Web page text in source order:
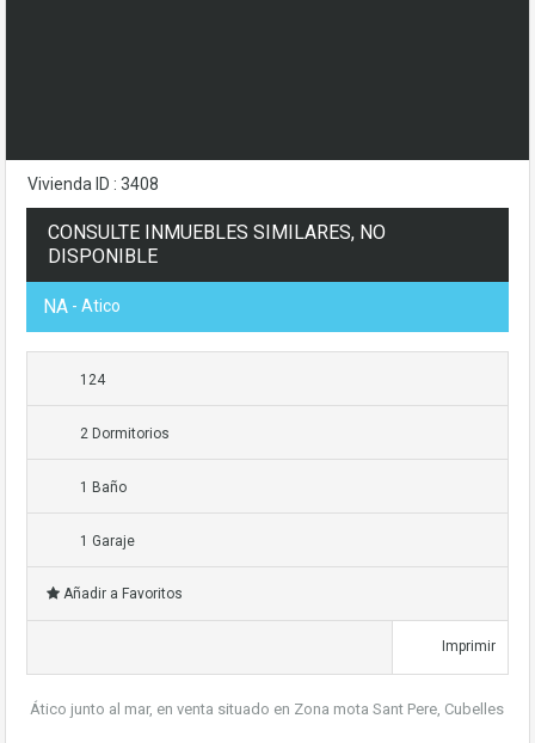
Vivienda ID : 3408
CONSULTE INMUEBLES SIMILARES, NO
DISPONIBLE
NA - Atico
124
2 Dormitorios
1 Baño
1 Garaje
Añadir a Favoritos
Imprimir
Ático junto al mar, en venta situado en Zona mota Sant Pere, Cubelles